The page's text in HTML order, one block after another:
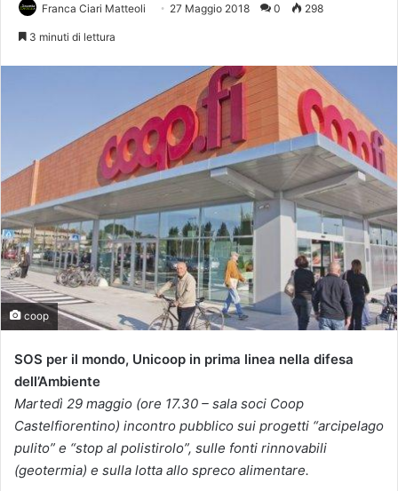
Franca Ciari Matteoli 27 Maggio 2018 0 298
3 minuti di lettura
coop
SOS per il mondo, Unicoop in prima linea nella difesa
dell’Ambiente
Martedì 29 maggio (ore 17.30 – sala soci Coop
Castelfiorentino) incontro pubblico sui progetti “arcipelago
pulito” e “stop al polistirolo”, sulle fonti rinnovabili
(geotermia) e sulla lotta allo spreco alimentare.